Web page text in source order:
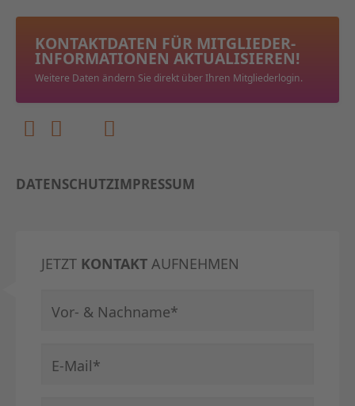
KONTAKTDATEN FÜR MITGLIEDER­
INFORMATIONEN AKTUALISIEREN!
Weitere Daten ändern Sie direkt über Ihren Mitgliederlogin.
DATENSCHUTZIMPRESSUM
JETZT KONTAKT AUFNEHMEN
Pflichtfeld
Vor- & Nachname*
Pflichtfeld
E-Mail*